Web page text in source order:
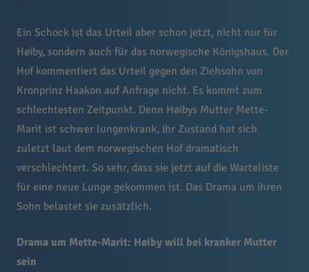
Ein Schock ist das Urteil aber schon jetzt, nicht nur für
Høiby, sondern auch für das norwegische Königshaus. Der
Hof kommentiert das Urteil gegen den Ziehsohn von
Kronprinz Haakon auf Anfrage nicht. Es kommt zum
schlechtesten Zeitpunkt. Denn Høibys Mutter Mette-
Marit ist schwer lungenkrank, ihr Zustand hat sich
zuletzt laut dem norwegischen Hof dramatisch
verschlechtert. So sehr, dass sie jetzt auf die Warteliste
für eine neue Lunge gekommen ist. Das Drama um ihren
Sohn belastet sie zusätzlich.
Drama um Mette-Marit: Høiby will bei kranker Mutter
sein